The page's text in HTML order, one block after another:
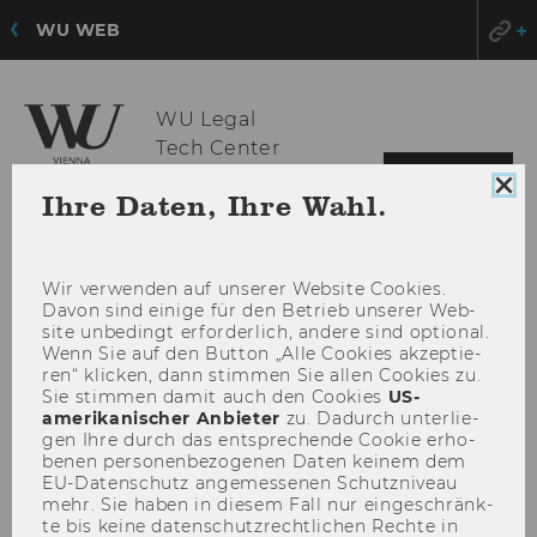
WU WEB
WU Legal
Tech Center
MENÜ
Ihre Daten, Ihre Wahl.
Wir ver­wen­den auf un­se­rer Web­site Coo­kies.
Davon sind ei­ni­ge für den Be­trieb un­se­rer Web­
site un­be­dingt er­for­der­lich, an­de­re sind op­tio­nal.
Wenn Sie auf den But­ton „Alle Coo­kies ak­zep­tie­
ren“ kli­cken, dann stim­men Sie allen Coo­kies zu.
Sie stim­men damit auch den Coo­kies US-​
amerikanischer An­bie­ter zu. Da­durch un­ter­lie­
gen Ihre durch das ent­spre­chen­de Coo­kie er­ho­
be­nen per­so­nen­be­zo­ge­nen Daten kei­nem dem
EU-​Datenschutz an­ge­mes­se­nen Schutz­ni­veau
mehr. Sie haben in die­sem Fall nur ein­ge­schränk­
te bis keine da­ten­schutz­recht­li­chen Rech­te in